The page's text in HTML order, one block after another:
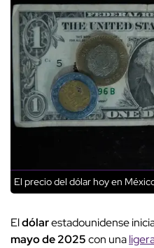
El precio del dólar hoy en
Eldólarestadounidense
mayo de 2025con una